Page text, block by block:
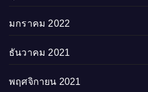
มกราคม 2022
ธันวาคม 2021
พฤศจิกายน 2021